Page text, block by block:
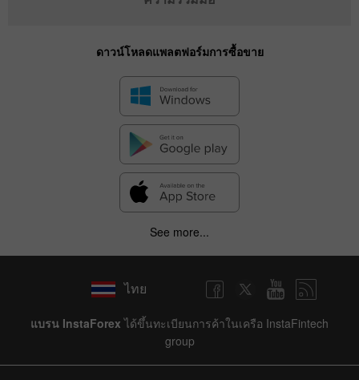
ดาวน์โหลดแพลตฟอร์มการซื้อขาย
See more...
ไทย
แบรน InstaForex ได้ขึ้นทะเบียนการค้าในเครือ InstaFintech
group